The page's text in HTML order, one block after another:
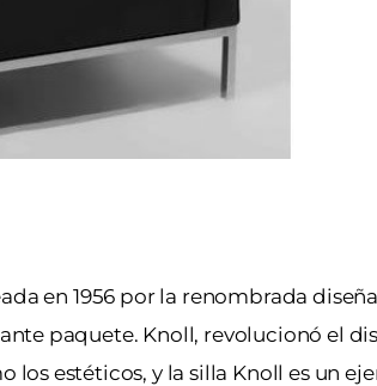
en 1956 por la renombrada
paquete. Knoll, revolucionó el
los estéticos, y la silla Knoll es un